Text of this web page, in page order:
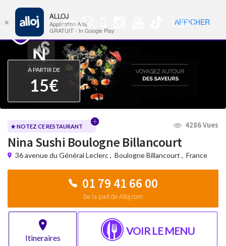
Groupe
WhatsApp
🇺🇸 Nav
A PARTIR DE
15€
★ NOTEZ CE RESTAURANT 4286 Vues
Nina Sushi Boulogne Billancourt
36 avenue du Général Leclerc, Boulogne Billancourt , France
01 79 41 66 00
De la part de Alloj.com
Itineraires
VOIR LE MENU
×
ALLOJ
Application Alloj
GRATUIT - In Google Play
AFFICHER